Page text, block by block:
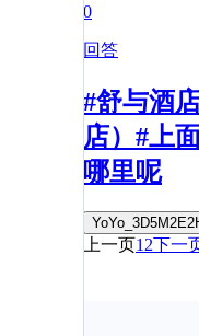
0
回答
#舒与酒
店）#上
哪里呢
上一页1 2下一